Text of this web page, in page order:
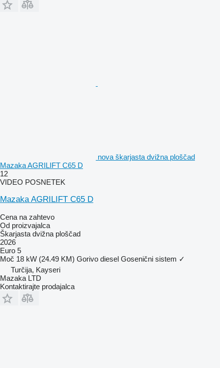
nova škarjasta dvižna ploščad
Mazaka AGRILIFT C65 D
12
VIDEO POSNETEK
Mazaka AGRILIFT C65 D
Cena na zahtevo
Od proizvajalca
Škarjasta dvižna ploščad
2026
Euro 5
Moč 18 kW (24.49 KM) Gorivo diesel Gosenični sistem ✓
Turčija, Kayseri
Mazaka LTD
Kontaktirajte prodajalca